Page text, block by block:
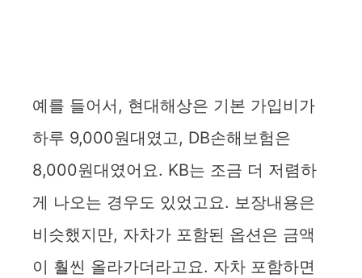
예를 들어서, 현대해상은 기본 가입비가
하루 9,000원대였고, DB손해보험은
8,000원대였어요. KB는 조금 더 저렴하
게 나오는 경우도 있었고요. 보장내용은
비슷했지만, 자차가 포함된 옵션은 금액
이 훨씬 올라가더라고요. 자차 포함하면